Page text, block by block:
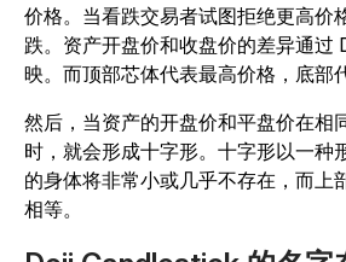
价格。当看跌交易者试图拒绝更高价
跌。资产开盘价和收盘价的差异通过
映。而顶部芯体代表最高价格，底部
然后，当资产的开盘价和平盘价在相
时，就会形成十字形。十字形以一种
的身体将非常小或几乎不存在，而上
相等。